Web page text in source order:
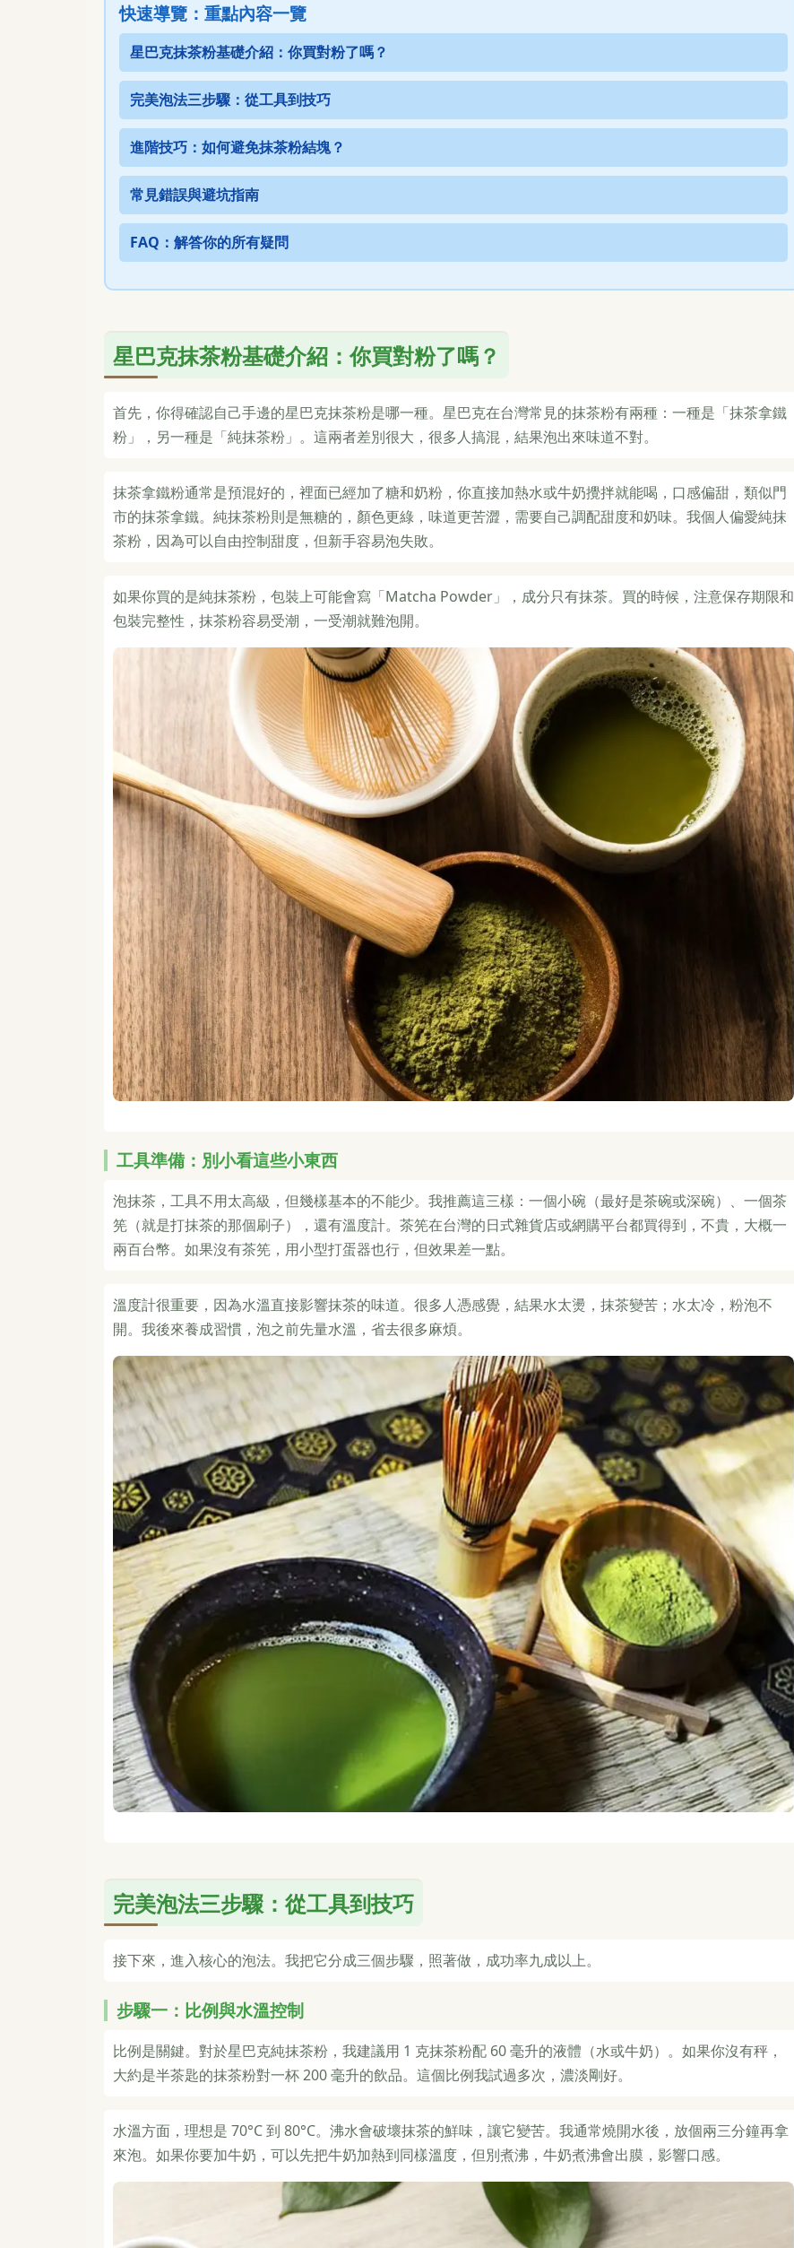
快速導覽：重點內容一覽
星巴克抹茶粉基礎介紹：你買對粉了嗎？
完美泡法三步驟：從工具到技巧
進階技巧：如何避免抹茶粉結塊？
常見錯誤與避坑指南
FAQ：解答你的所有疑問
星巴克抹茶粉基礎介紹：你買對粉了嗎？
首先，你得確認自己手邊的星巴克抹茶粉是哪一種。星巴克在台灣常見的抹茶粉有兩種：一種是「抹茶拿鐵
粉」，另一種是「純抹茶粉」。這兩者差別很大，很多人搞混，結果泡出來味道不對。
抹茶拿鐵粉通常是預混好的，裡面已經加了糖和奶粉，你直接加熱水或牛奶攪拌就能喝，口感偏甜，類似門
市的抹茶拿鐵。純抹茶粉則是無糖的，顏色更綠，味道更苦澀，需要自己調配甜度和奶味。我個人偏愛純抹
茶粉，因為可以自由控制甜度，但新手容易泡失敗。
如果你買的是純抹茶粉，包裝上可能會寫「Matcha Powder」，成分只有抹茶。買的時候，注意保存期限和
包裝完整性，抹茶粉容易受潮，一受潮就難泡開。
工具準備：別小看這些小東西
泡抹茶，工具不用太高級，但幾樣基本的不能少。我推薦這三樣：一個小碗（最好是茶碗或深碗）、一個茶
筅（就是打抹茶的那個刷子），還有溫度計。茶筅在台灣的日式雜貨店或網購平台都買得到，不貴，大概一
兩百台幣。如果沒有茶筅，用小型打蛋器也行，但效果差一點。
溫度計很重要，因為水溫直接影響抹茶的味道。很多人憑感覺，結果水太燙，抹茶變苦；水太冷，粉泡不
開。我後來養成習慣，泡之前先量水溫，省去很多麻煩。
完美泡法三步驟：從工具到技巧
接下來，進入核心的泡法。我把它分成三個步驟，照著做，成功率九成以上。
步驟一：比例與水溫控制
比例是關鍵。對於星巴克純抹茶粉，我建議用 1 克抹茶粉配 60 毫升的液體（水或牛奶）。如果你沒有秤，
大約是半茶匙的抹茶粉對一杯 200 毫升的飲品。這個比例我試過多次，濃淡剛好。
水溫方面，理想是 70°C 到 80°C。沸水會破壞抹茶的鮮味，讓它變苦。我通常燒開水後，放個兩三分鐘再拿
來泡。如果你要加牛奶，可以先把牛奶加熱到同樣溫度，但別煮沸，牛奶煮沸會出膜，影響口感。